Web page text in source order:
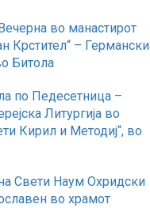
во манастирот
Крстител“ – Германски
Битола
по Педесетница –
Литургија во
Кирил и Методиј“, во
Свети Наум Охридски
во храмот